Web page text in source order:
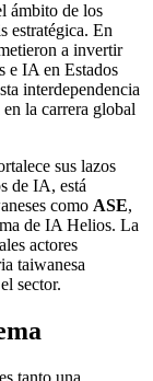
ámbito de los
estratégica. En
a invertir
e IA en Estados
interdependencia
la carrera global
sus lazos
de IA, está
como ASE,
de IA Helios. La
actores
taiwanesa
sector.
tanto una